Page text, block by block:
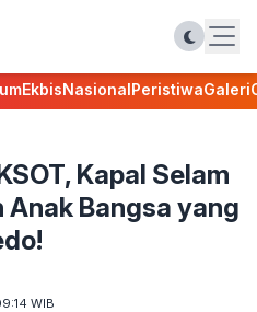
EkbisNasionalPeristiwaGaleri
Kapal Selam
Bangsa yang
WIB